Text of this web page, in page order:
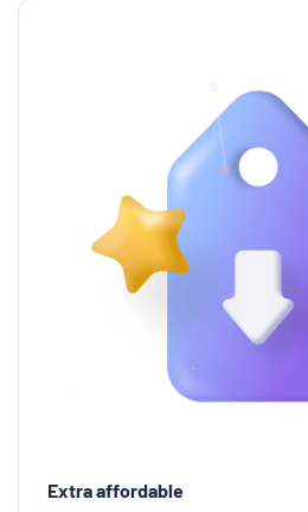
Extra affordable